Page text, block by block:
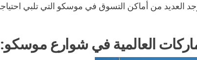
العديد من أماكن التسوق في موسكو التي تلبي
العالمية في شوارع